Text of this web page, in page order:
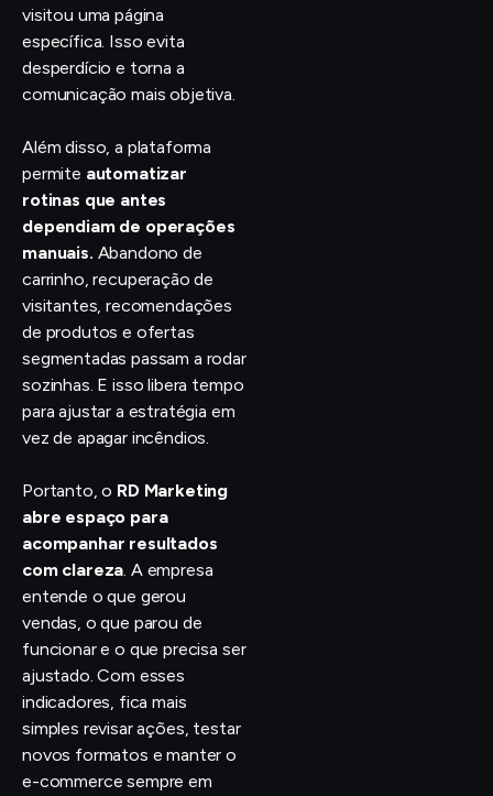
visitou uma página
específica. Isso evita
desperdício e torna a
comunicação mais objetiva.
Além disso, a plataforma
permite automatizar
rotinas que antes
dependiam de operações
manuais. Abandono de
carrinho, recuperação de
visitantes, recomendações
de produtos e ofertas
segmentadas passam a rodar
sozinhas. E isso libera tempo
para ajustar a estratégia em
vez de apagar incêndios.
Portanto, o RD Marketing
abre espaço para
acompanhar resultados
com clareza. A empresa
entende o que gerou
vendas, o que parou de
funcionar e o que precisa ser
ajustado. Com esses
indicadores, fica mais
simples revisar ações, testar
novos formatos e manter o
e-commerce sempre em